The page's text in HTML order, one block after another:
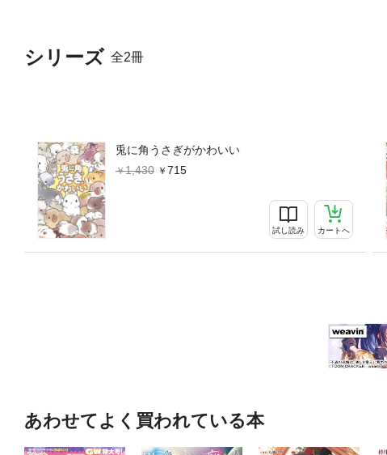
シリーズ 全2冊
兎に角うさぎがかわいい
1,430
715
試し読み カートへ
あわせてよく買われている本